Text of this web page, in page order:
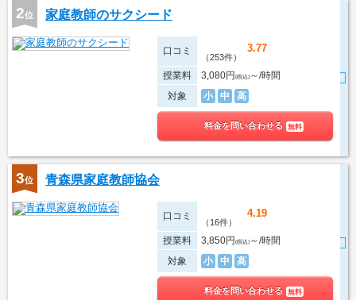
2位 家庭教師のサクシード
口コミ 3.77
（253件）
授業料 3,080円(税込) ～/時間
対象
小 中 高
料金を問い合わせる 無料
3位 青森県家庭教師協会
口コミ 4.19
（16件）
授業料 3,850円(税込) ～/時間
対象
小 中 高
料金を問い合わせる 無料